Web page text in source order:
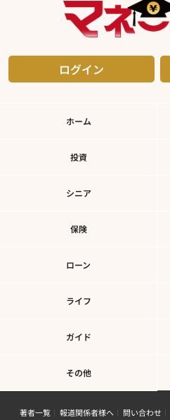
ログイン
ホーム
投資
シニア
保険
ローン
ライフ
ガイド
その他
著者一覧 報道関係者様へ 問い合わせ